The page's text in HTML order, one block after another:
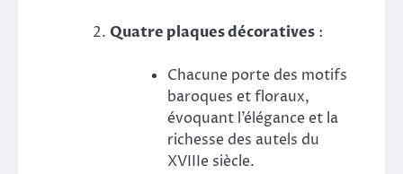
Quatre plaques décoratives :
Chacune porte des motifs
baroques et floraux,
évoquant l’élégance et la
richesse des autels du
XVIIIe siècle.